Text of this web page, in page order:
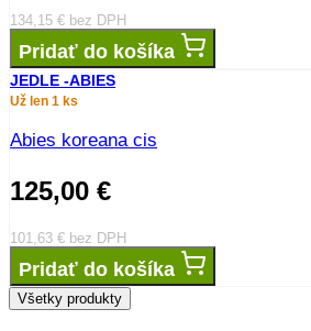
134,15 € bez DPH
Pridať do košíka
JEDLE -ABIES
Už len 1 ks
Abies koreana cis
125,00 €
101,63 € bez DPH
Pridať do košíka
Všetky produkty